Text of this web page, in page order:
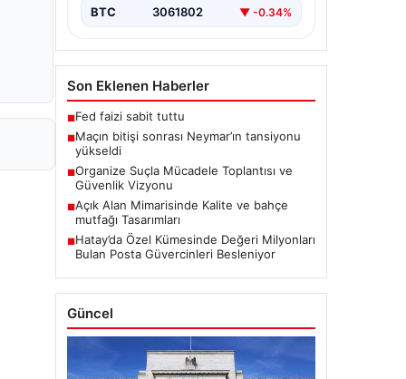
BTC 3061802 ▼ -0.34%
Son Eklenen Haberler
■Fed faizi sabit tuttu
■Maçın bitişi sonrası Neymar’ın tansiyonu
yükseldi
■Organize Suçla Mücadele Toplantısı ve
Güvenlik Vizyonu
■Açık Alan Mimarisinde Kalite ve bahçe
mutfağı Tasarımları
■Hatay’da Özel Kümesinde Değeri Milyonları
Bulan Posta Güvercinleri Besleniyor
Güncel